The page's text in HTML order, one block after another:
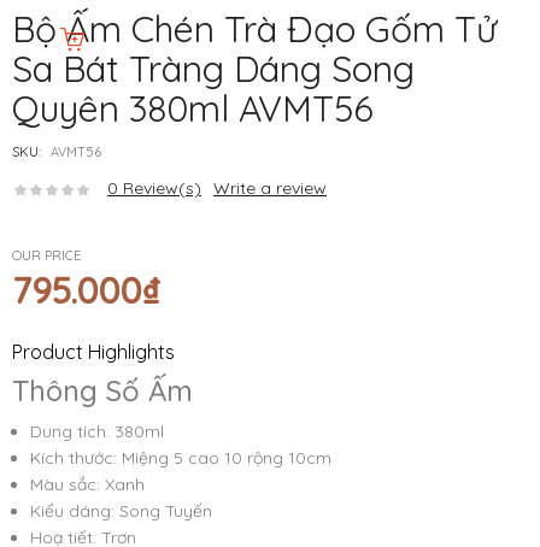
Bộ Ấm Chén Trà Đạo Gốm Tử
Sa Bát Tràng Dáng Song
Quyên 380ml AVMT56
SKU: AVMT56
0 Review(s) Write a review
OUR PRICE
795.000₫
Product Highlights
Thông Số Ấm
Dung tích: 380ml
Kích thước: Miệng 5 cao 10 rộng 10cm
Màu sắc: Xanh
Kiểu dáng: Song Tuyến
Hoạ tiết: Trơn